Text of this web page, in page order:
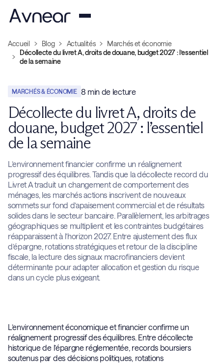
Accueil Blog Actualités
Marchés et économie
Décollecte du livret A, droits de douane, budget 2027 : l’essentiel
de la semaine
MARCHÉS & ÉCONOMIE 8 min de lecture
Décollecte du livret A, droits de
douane, budget 2027 : l’essentiel
de la semaine
L’environnement financier confirme un réalignement
progressif des équilibres. Tandis que la décollecte record du
Livret A traduit un changement de comportement des
ménages, les marchés actions inscrivent de nouveaux
sommets sur fond d’apaisement commercial et de résultats
solides dans le secteur bancaire. Parallèlement, les arbitrages
géographiques se multiplient et les contraintes budgétaires
réapparaissent à l’horizon 2027. Entre ajustement des flux
d’épargne, rotations stratégiques et retour de la discipline
fiscale, la lecture des signaux macrofinanciers devient
déterminante pour adapter allocation et gestion du risque
dans un cycle plus exigeant.
L’environnement économique et financier confirme un
réalignement progressif des équilibres. Entre décollecte
historique de l’épargne réglementée, records boursiers
soutenus par des décisions politiques, rotations